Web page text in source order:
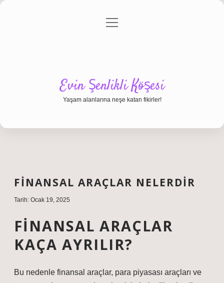
Gizlilik Politikası
menüyü
Evin Şenlikli Köşesi
Yaşam alanlarına neşe katan fikirler!
FINANSAL ARAÇLAR NELERDIR
Tarih: Ocak 19, 2025
FINANSAL ARAÇLAR
KAÇA AYRILIR?
Bu nedenle finansal araçlar, para piyasası araçları ve